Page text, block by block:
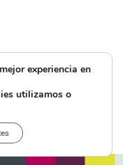
experiencia en
utilizamos o